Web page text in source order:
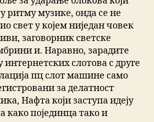
ритму музике, онда се не
свет у којем ниједан човек
заговорник светске
и. Наравно, зарадите
слотова с друге
пц слот машине само
за делатност
Нафта који заступа идеју
како појединца тако и